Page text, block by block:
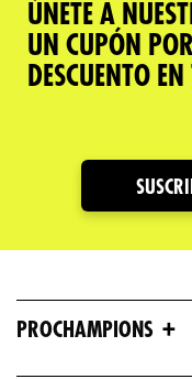
Califica el
★★★★
Dirección de email
ÚNETE A
UN CUPÓN
DESCUENTO
PROCHAMPIONS +